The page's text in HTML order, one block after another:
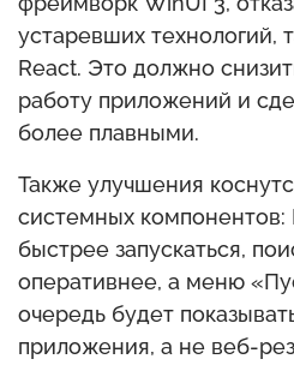
устаревших технологий,
React. Это должно
работу приложений и
более плавными.
Также улучшения
системных
быстрее запускаться,
оперативнее, а меню
очередь будет
приложения, а не веб-